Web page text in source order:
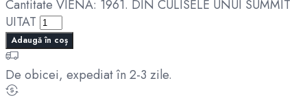
Cantitate VIENA: 1961. DIN CULISELE UNUI SUMMIT
UITAT
Adaugă în coș
De obicei, expediat în 2-3 zile.